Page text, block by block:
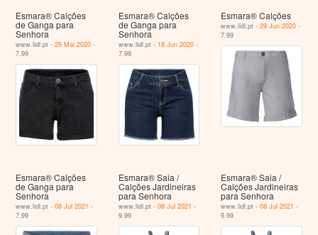
Esmara® Calções
de Ganga para
Senhora
www.lidl.pt -25 Mai 2020 -
7.99
Esmara® Calções
de Ganga para
Senhora
www.lidl.pt - 18 Jun 2020-
7.99
Esmara® Calções
www.lidl.pt -29 Jun 2020 -
7.99
Esmara® Calções
de Ganga para
Senhora
www.lidl.pt -08 Jul 2021 -
7.99
Esmara® Saia /
Calções Jardineiras
para Senhora
www.lidl.pt - 08 Jul 2021 -
9.99
Esmara® Saia /
Calções Jardineiras
para Senhora
www.lidl.pt -08 Jul 2021 -
9.99